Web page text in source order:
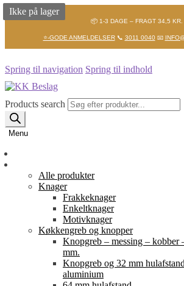
📦 1-3 DAGE – FRAGT 34,5 KR.
⭐-GODE ANMELDELSER📞 3011 0040📧
Spring til navigation Spring til indhold
Products search
Menu
Alle produkter
Knager
Frakkeknager
Enkeltknager
Motivknager
Køkkengreb og knopper
Knopgreb – messing – kobber
mm.
Knopgreb og 32 mm
aluminium
Ikke på lager